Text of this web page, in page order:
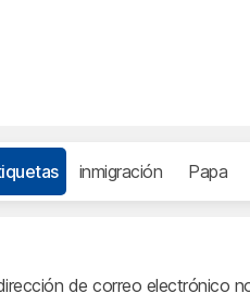
inmigración Papa
de correo electrónico